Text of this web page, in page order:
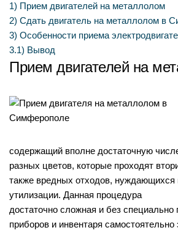
1) Прием двигателей на металлолом
2) Сдать двигатель на металлолом в
3) Особенности приема
3.1) Вывод
Прием двигателей на
содержащий вполне достаточную
разных цветов, которые проходят
также вредных отходов, нуждающихся
утилизации. Данная процедура
достаточно сложная и без специально
приборов и инвентаря самостоятельно